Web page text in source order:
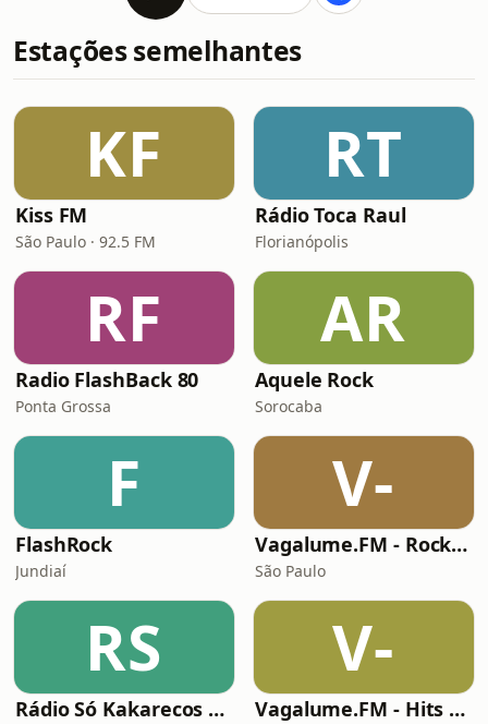
Estações semelhantes
KF
Kiss FM
São Paulo · 92.5 FM
RT
Rádio Toca Raul
Florianópolis
RF
Radio FlashBack 80
Ponta Grossa
AR
Aquele Rock
Sorocaba
F
FlashRock
Jundiaí
V-
Vagalume.FM - Rock Clássico
São Paulo
RS
Rádio Só Kakarecos Classic Rock
V-
Vagalume.FM - Hits Anos 90